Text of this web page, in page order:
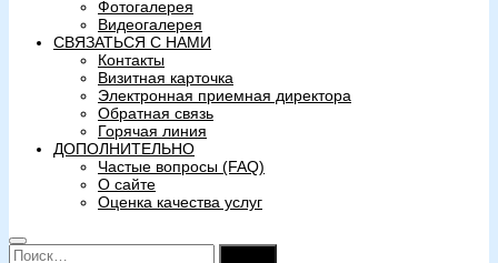
Фотогалерея
Видеогалерея
СВЯЗАТЬСЯ С НАМИ
Контакты
Визитная карточка
Электронная приемная директора
Обратная связь
Горячая линия
ДОПОЛНИТЕЛЬНО
Частые вопросы (FAQ)
О сайте
Оценка качества услуг
Найти: